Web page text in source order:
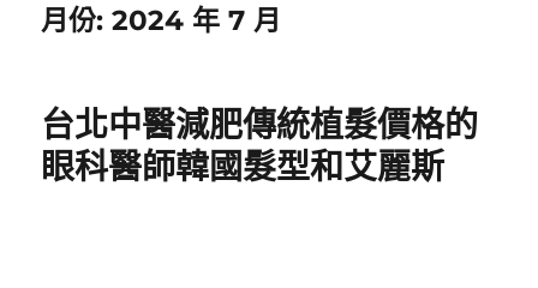
月份:2024 年 7 月
台北中醫減肥傳統植髮價格的
眼科醫師韓國髮型和艾麗斯